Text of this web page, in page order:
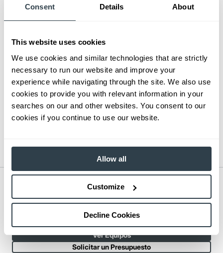
Consent Details About
This website uses cookies
We use cookies and similar technologies that are strictly
necessary to run our website and improve your
experience while navigating through the site. We also use
cookies to provide you with relevant information in your
searches on our and other websites. You consent to our
cookies if you continue to use our website.
Allow all
Customize
Decline Cookies
Hand Pallet Jack
Series:3,300 - 5,500 lb. Pallet Truck
Ver Equipos
Solicitar un Presupuesto